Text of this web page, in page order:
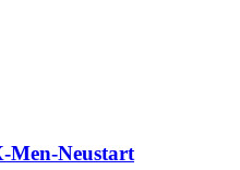
Men-Neustart